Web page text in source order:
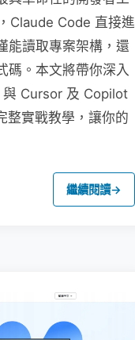
Claude Code 直接進
能讀取專案架構，還
碼。本文將帶你深入
Cursor 及 Copilot
整實戰教學，讓你的
繼續閱讀→